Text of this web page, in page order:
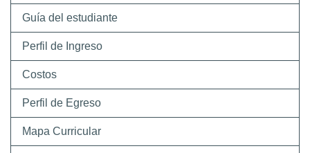
Guía del estudiante
Perfil de Ingreso
Costos
Perfil de Egreso
Mapa Curricular